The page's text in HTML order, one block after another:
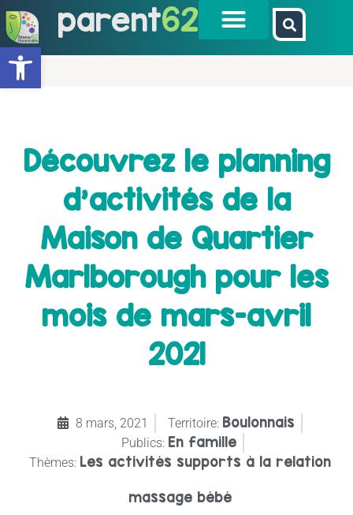
Ouvrir la barre d’outils
parent62
Découvrez le planning
d’activités de la
Maison de Quartier
Marlborough pour les
mois de mars-avril
2021
8 mars, 2021 Territoire: Boulonnais
Publics: En famille
Thèmes: Les activités supports à la relation
massage bébé